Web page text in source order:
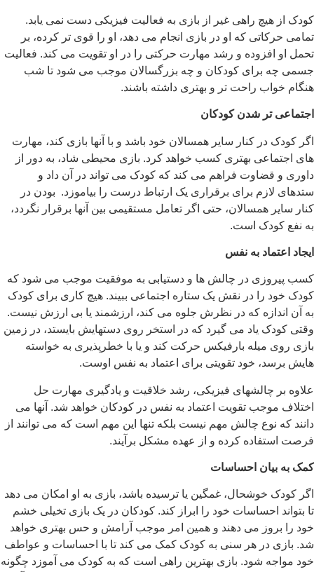
کودک از هیچ راهی غیر از بازی به فعالیت فیزیکی دست نمی یابد.
تمامی حرکاتی که او در بازی انجام می دهد، او را قوی تر کرده، بر
تحمل او افزوده و رشد مهارت حرکتی را در او تقویت می کند. فعالیت
جسمی چه برای کودکان و چه بزرگسالان موجب می شود تا شب
هنگام خواب راحت تر و بهتری داشته باشند.
اجتماعی تر شدن کودکان
اگر کودک در کنار سایر همسالان خود باشد و با آنها بازی کند، مهارت
های اجتماعی بهتری کسب خواهد کرد. بازی محیطی شاد، به دور از
داوری و قضاوت فراهم می کند که کودک می تواند در آن داد و
ستدهای لازم برای برقراری یک ارتباط درست را بیاموزد. بودن در
کنار سایر همسالان، حتی اگر تعامل مستقیمی بین آنها برقرار نگردد،
به نفع کودک است.
ایجاد اعتماد به نفس
کسب پیروزی در چالش ها و دستیابی به موفقیت موجب می شود که
کودک خود را در نقش یک ستاره اجتماعی ببیند. هیچ کاری برای کودک
به آن اندازه که در نظرش جلوه می کند، ارزشمند یا بی ارزش نیست.
وقتی کودک یاد می گیرد که در استخر روی دستهایش بایستد، در زمین
بازی روی میله بارفیکس حرکت کند و یا با خطرپذیری به خواسته
هایش برسد، خود تقویتی برای اعتماد به نفس اوست.
علاوه بر چالشهای فیزیکی، رشد خلاقیت و یادگیری مهارت حل
اختلاف موجب تقویت اعتماد به نفس در کودکان خواهد شد. آنها می
دانند که نوع چالش مهم نیست بلکه تنها این مهم است که می توانند از
فرصت استفاده کرده و از عهده مشکل برآیند.
کمک به بیان احساسات
اگر کودک خوشحال، غمگین یا ترسیده باشد، بازی به او امکان می دهد
تا بتواند احساسات خود را ابراز کند. کودکان در یک بازی تخیلی خشم
خود را بروز می دهند و همین امر موجب آرامش و حس بهتری خواهد
شد. بازی در هر سنی به کودک کمک می کند تا با احساسات و عواطف
خود مواجه شود. بازی بهترین راهی است که به کودک می آموزد چگونه